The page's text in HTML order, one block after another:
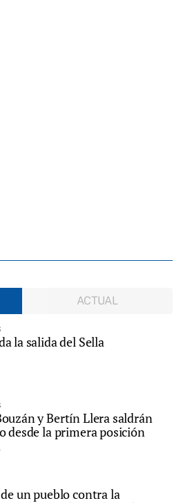
ACTUAL
la salida del Sella
y Bertín Llera saldrán
desde la primera posición
un pueblo contra la